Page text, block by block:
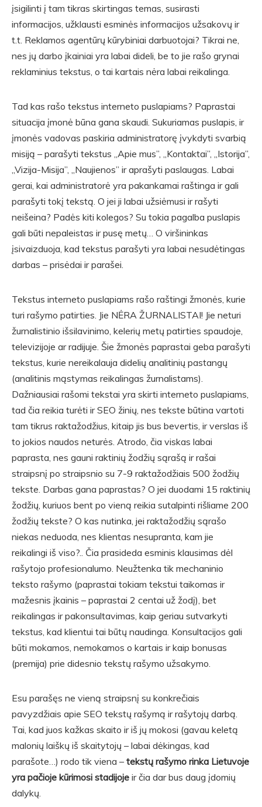
įsigilinti į tam tikras skirtingas temas, susirasti
informacijos, užklausti esminės informacijos užsakovų ir
t.t. Reklamos agentūrų kūrybiniai darbuotojai? Tikrai ne,
nes jų darbo įkainiai yra labai dideli, be to jie rašo grynai
reklaminius tekstus, o tai kartais nėra labai reikalinga.
Tad kas rašo tekstus interneto puslapiams? Paprastai
situacija įmonė būna gana skaudi. Sukuriamas puslapis, ir
įmonės vadovas paskiria administratorę įvykdyti svarbią
misiją – parašyti tekstus „Apie mus”, „Kontaktai”, „Istorija”,
„Vizija-Misija”, „Naujienos” ir aprašyti paslaugas. Labai
gerai, kai administratorė yra pakankamai raštinga ir gali
parašyti tokį tekstą. O jei ji labai užsiėmusi ir rašyti
neišeina? Padės kiti kolegos? Su tokia pagalba puslapis
gali būti nepaleistas ir pusę metų… O viršininkas
įsivaizduoja, kad tekstus parašyti yra labai nesudėtingas
darbas – prisėdai ir parašei.
Tekstus interneto puslapiams rašo raštingi žmonės, kurie
turi rašymo patirties. Jie NĖRA ŽURNALISTAI! Jie neturi
žurnalistinio išsilavinimo, kelerių metų patirties spaudoje,
televizijoje ar radijuje. Šie žmonės paprastai geba parašyti
tekstus, kurie nereikalauja didelių analitinių pastangų
(analitinis mąstymas reikalingas žurnalistams).
Dažniausiai rašomi tekstai yra skirti interneto puslapiams,
tad čia reikia turėti ir SEO žinių, nes tekste būtina vartoti
tam tikrus raktažodžius, kitaip jis bus bevertis, ir verslas iš
to jokios naudos neturės. Atrodo, čia viskas labai
paprasta, nes gauni raktinių žodžių sąrašą ir rašai
straipsnį po straipsnio su 7-9 raktažodžiais 500 žodžių
tekste. Darbas gana paprastas? O jei duodami 15 raktinių
žodžių, kuriuos bent po vieną reikia sutalpinti rišliame 200
žodžių tekste? O kas nutinka, jei raktažodžių sąrašo
niekas neduoda, nes klientas nesupranta, kam jie
reikalingi iš viso?.. Čia prasideda esminis klausimas dėl
rašytojo profesionalumo. Neužtenka tik mechaninio
teksto rašymo (paprastai tokiam tekstui taikomas ir
mažesnis įkainis – paprastai 2 centai už žodį), bet
reikalingas ir pakonsultavimas, kaip geriau sutvarkyti
tekstus, kad klientui tai būtų naudinga. Konsultacijos gali
būti mokamos, nemokamos o kartais ir kaip bonusas
(premija) prie didesnio tekstų rašymo užsakymo.
Esu parašęs ne vieną straipsnį su konkrečiais
pavyzdžiais apie SEO tekstų rašymą ir rašytojų darbą.
Tai, kad juos kažkas skaito ir iš jų mokosi (gavau keletą
malonių laiškų iš skaitytojų – labai dėkingas, kad
parašote…) rodo tik viena – tekstų rašymo rinka Lietuvoje
yra pačioje kūrimosi stadijoje ir čia dar bus daug įdomių
dalykų.